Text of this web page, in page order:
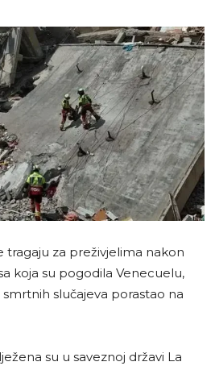
tragaju za preživjelima nakon
koja su pogodila Venecuelu,
slučajeva porastao na
su u saveznoj državi La